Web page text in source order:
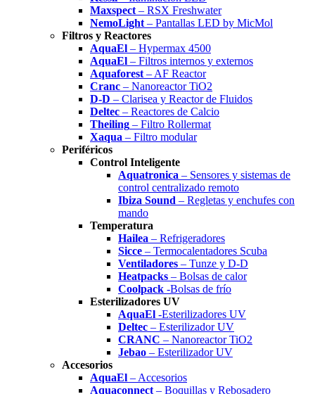
Maxspect – RSX Freshwater
NemoLight – Pantallas LED by MicMol
Filtros y Reactores
AquaEl – Hypermax 4500
AquaEl – Filtros internos y externos
Aquaforest – AF Reactor
Cranc – Nanoreactor TiO2
D-D – Clarisea y Reactor de Fluidos
Deltec – Reactores de Calcio
Theiling – Filtro Rollermat
Xaqua – Filtro modular
Periféricos
Control Inteligente
Aquatronica – Sensores y sistemas de
control centralizado remoto
Ibiza Sound – Regletas y enchufes con
mando
Temperatura
Hailea – Refrigeradores
Sicce – Termocalentadores Scuba
Ventiladores – Tunze y D-D
Heatpacks – Bolsas de calor
Coolpack -Bolsas de frío
Esterilizadores UV
AquaEl -Esterilizadores UV
Deltec – Esterilizador UV
CRANC – Nanoreactor TiO2
Jebao – Esterilizador UV
Accesorios
AquaEl – Accesorios
Aquaconnect – Boquillas y Rebosadero